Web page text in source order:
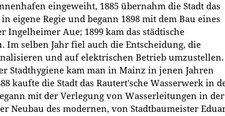
eingeweiht, 1885 übernahm die Stadt das
eigene Regie und begann 1898 mit dem Bau eines
Ingelheimer Aue; 1899 kam das städtische
selben Jahr fiel auch die Entscheidung, die
und auf elektrischen Betrieb umzustellen.
Stadthygiene kam man in Mainz in jenen Jahren
kaufte die Stadt das Rautert'sche Wasserwerk in
mit der Verlegung von Wasserleitungen in der
Neubau des modernen, von Stadtbaumeister